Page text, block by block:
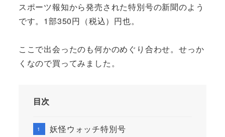
スポーツ報知から発売された特別号の新聞のよう
です。1部350円（税込）円也。
ここで出会ったのも何かのめぐり合わせ。せっか
くなので買ってみました。
目次
妖怪ウォッチ特別号